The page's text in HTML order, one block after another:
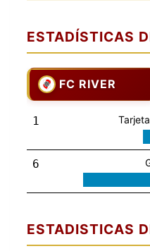
ESTADÍSTICAS
FC RIVER
1
6
ESTADISTICAS